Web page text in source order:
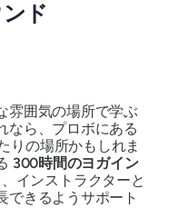
ド
雰囲気の場所で学ぶ
なら、プロボにある
りの場所かもしれま
300時間のヨガイン
、インストラクターと
できるようサポート